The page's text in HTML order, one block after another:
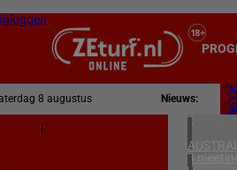
Inloggen
8 augustus Nieuws:
4